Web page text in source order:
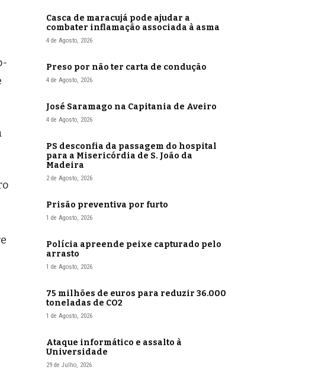
Casca de maracujá pode ajudar a
combater inflamação associada à asma
4 de Agosto, 2026
Preso por não ter carta de condução
4 de Agosto, 2026
José Saramago na Capitania de Aveiro
4 de Agosto, 2026
PS desconfia da passagem do hospital
para a Misericórdia de S. João da
Madeira
2 de Agosto, 2026
Prisão preventiva por furto
1 de Agosto, 2026
Polícia apreende peixe capturado pelo
arrasto
1 de Agosto, 2026
75 milhões de euros para reduzir 36.000
toneladas de CO2
1 de Agosto, 2026
Ataque informático e assalto à
Universidade
29 de Julho, 2026